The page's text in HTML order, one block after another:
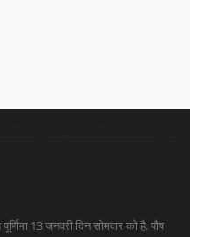
13 जनवरी दिन सोमवार को है. पौष